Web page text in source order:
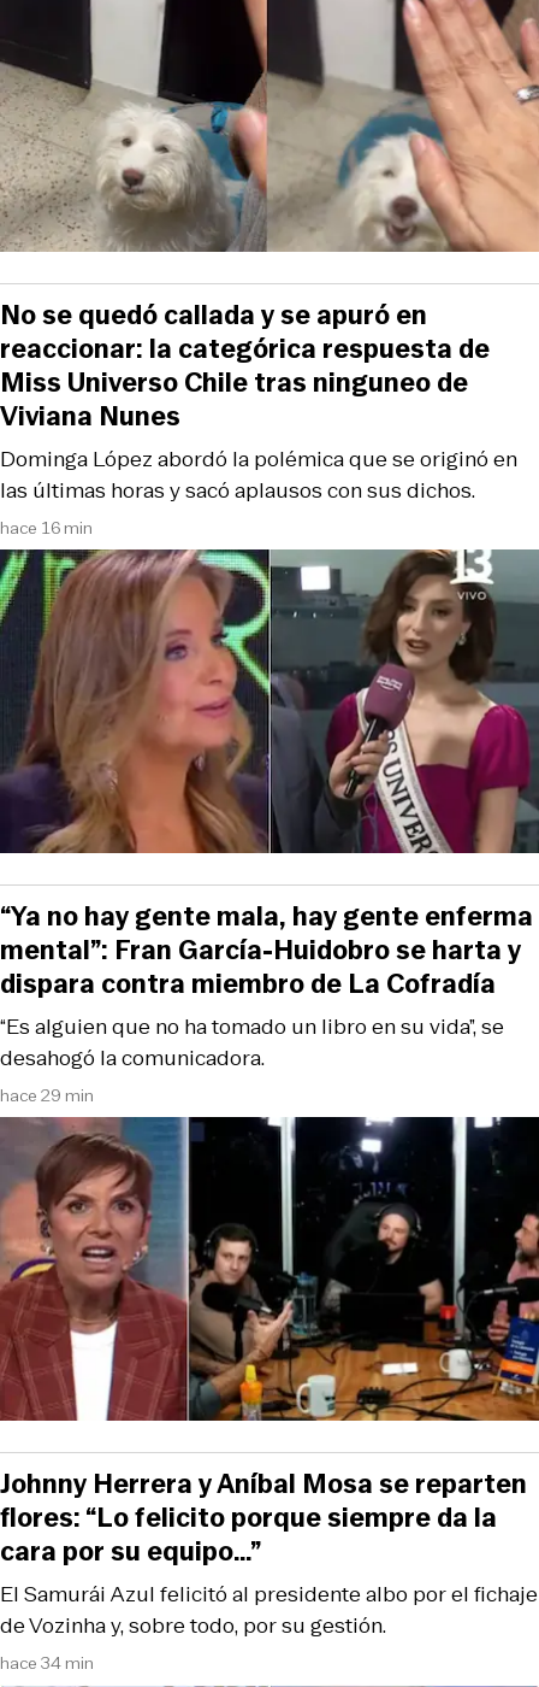
hace 16 min
Dominga López abordó la polémica que se originó en
las últimas horas y sacó aplausos con sus dichos.
No se quedó callada y se apuró en
reaccionar: la categórica respuesta de
Miss Universo Chile tras ninguneo de
Viviana Nunes
hace 29 min
“Es alguien que no ha tomado un libro en su vida”, se
desahogó la comunicadora.
“Ya no hay gente mala, hay gente enferma
mental”: Fran García-Huidobro se harta y
dispara contra miembro de La Cofradía
hace 34 min
El Samurái Azul felicitó al presidente albo por el fichaje
de Vozinha y, sobre todo, por su gestión.
Johnny Herrera y Aníbal Mosa se reparten
flores: “Lo felicito porque siempre da la
cara por su equipo…”